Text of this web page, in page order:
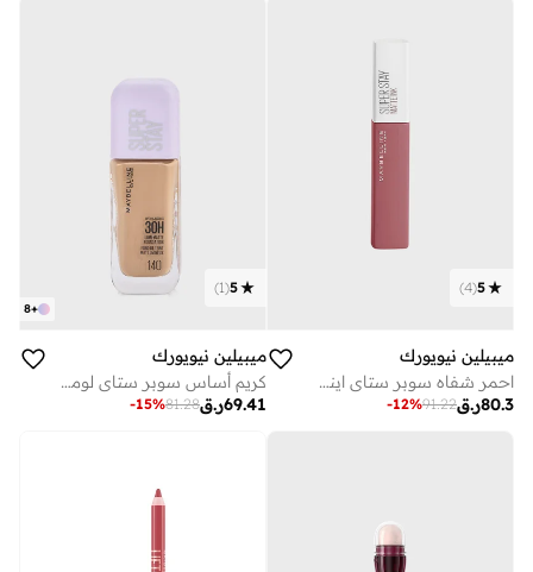
5
(
4
)
ميبيلين نيويورك
احمر شفاه سوبر ستاي اينك بينكس مطفي - 140 سولويست
ر.ق80.3
91.22
-12%
+
8
5
(
1
)
ميبيلين نيويورك
كريم أساس سوبر ستاي لومي مات - 140
ر.ق69.41
81.28
-15%